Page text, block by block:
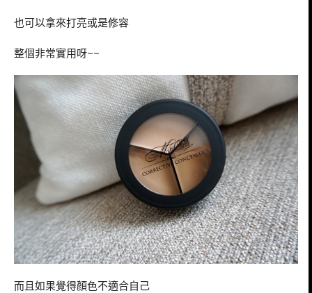
也可以拿來打亮或是修容
整個非常實用呀~~
而且如果覺得顏色不適合自己